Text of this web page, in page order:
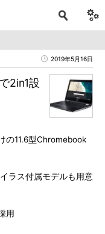
2019年5月16日
2in1設
の11.6型Chromebook
ラス付属モデルも用意
用